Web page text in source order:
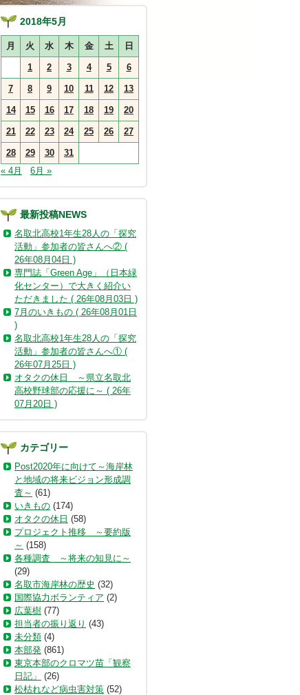
2018年5月
月 火 水 木 金 土 日
1 2 3 4 5 6
7 8 9 10 11 12 13
14 15 16 17 18 19 20
21 22 23 24 25 26 27
28 29 30
31
« 4月
6月 »
最新投稿NEWS
名取北高校1年生28人の「探究
活動」参加者の皆さんへ② (
26年08月04日 )
専門誌「Green Age」（日本緑
化センター）で大きく紹介い
ただきました ( 26年08月03日 )
7月のいきもの ( 26年08月01日
)
名取北高校1年生28人の「探究
活動」参加者の皆さんへ① (
26年07月25日 )
オタクの休日 ～県立名取北
高校野球部の応援に～ ( 26年
07月20日 )
カテゴリー
Post2020年に向けて～海岸林
と地域の将来ビジョン形成調
査～ (61)
いきもの (174)
オタクの休日 (58)
プロジェクト推移 ～要約版
～ (158)
各種調査 ～将来の知見に～
(29)
名取市海岸林の歴史 (32)
国際協力ボランティア (2)
広葉樹 (77)
担当者の振り返り (43)
未分類 (4)
本部発 (861)
東京本部のクロマツ苗「観察
日記」
(26)
松枯れなど病虫害対策 (52)